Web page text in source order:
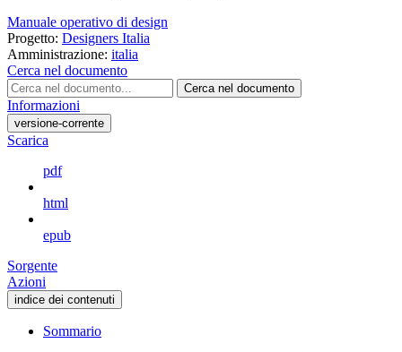
Manuale operativo di design
Progetto: Designers Italia
Amministrazione: italia
Cerca nel documento
Cerca nel documento
Informazioni
versione-corrente
Scarica
pdf
html
epub
Sorgente
Azioni
indice dei contenuti
Sommario